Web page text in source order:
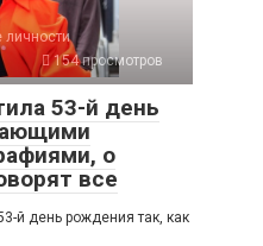
личности
154 просмотров
53-й день
о
все
й день рождения так, как